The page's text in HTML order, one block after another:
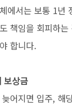
에서는 보통 1년
책임을 회피하
합니다.
보상금
어지면 입주, 해